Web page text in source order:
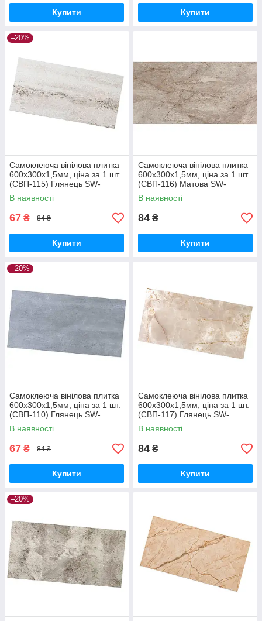
Купити Купити
–20%
Самоклеюча вінілова плитка
600х300х1,5мм, ціна за 1 шт.
(СВП-115) Глянець SW-
00000504
В наявності
67 ₴ 84 ₴
Купити
Самоклеюча вінілова плитка
600х300х1,5мм, ціна за 1 шт.
(СВП-116) Матова SW-
00000505
В наявності
84 ₴
Купити
–20%
Самоклеюча вінілова плитка
600х300х1,5мм, ціна за 1 шт.
(СВП-110) Глянець SW-
00000499
В наявності
67 ₴ 84 ₴
Купити
Самоклеюча вінілова плитка
600х300х1,5мм, ціна за 1 шт.
(СВП-117) Глянець SW-
00000506
В наявності
84 ₴
Купити
–20%